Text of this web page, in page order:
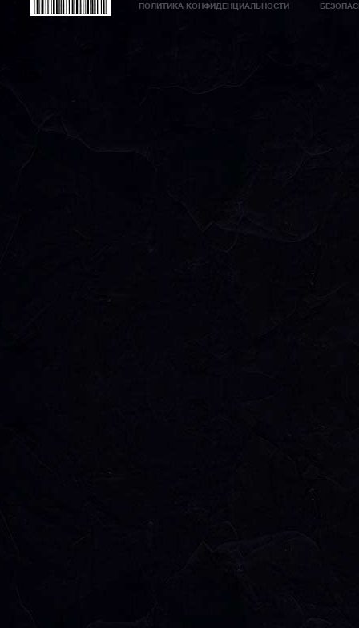
ПОЛИТИКА КОНФИДЕНЦИАЛЬНОСТИ